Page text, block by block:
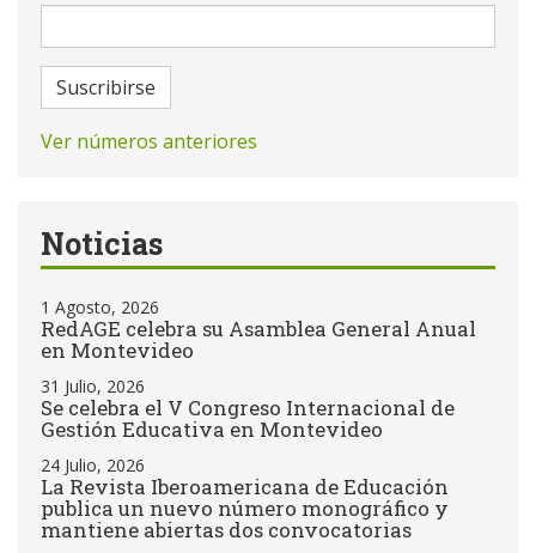
Suscribirse
Ver números anteriores
Noticias
1 Agosto, 2026
RedAGE celebra su Asamblea General Anual
en Montevideo
31 Julio, 2026
Se celebra el V Congreso Internacional de
Gestión Educativa en Montevideo
24 Julio, 2026
La Revista Iberoamericana de Educación
publica un nuevo número monográfico y
mantiene abiertas dos convocatorias